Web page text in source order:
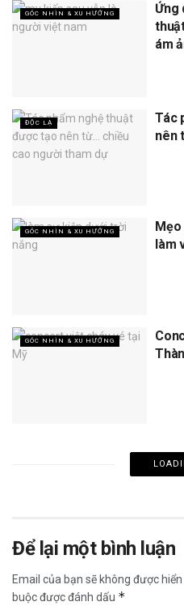
GÓC NHÌN & XU HƯỚNG
Ứng
ám
ĐỘC LẠ
Tác
nên
GÓC NHÌN & XU HƯỚNG
Mẹo
làm
GÓC NHÌN & XU HƯỚNG
Để lại một bình luận
Email của bạn sẽ không được hiển
buộc được đánh dấu *